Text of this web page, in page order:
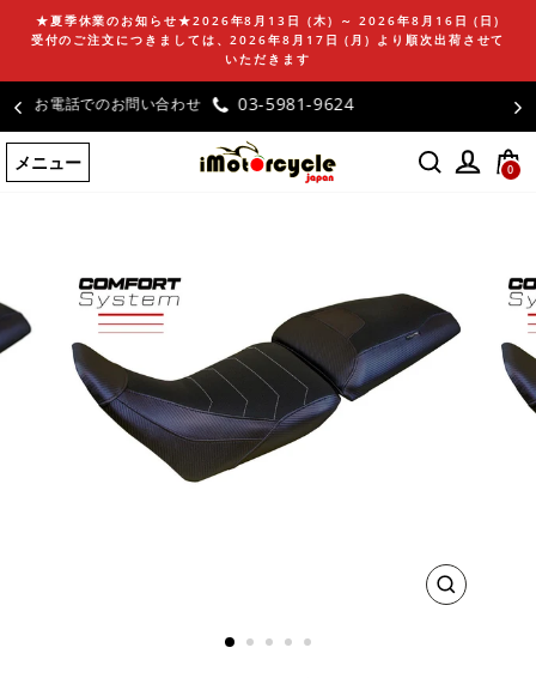
ン
ツ
に
ス
キ
★夏季休業のお知らせ★2026年8月13日 (木) ～ 2026年8月16日 (日)
受付のご注文につきましては、2026年8月17日 (月) より順次出荷させて
いただきます
お客様の声
メニュー 0
閉